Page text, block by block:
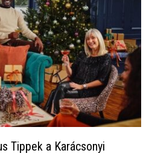
Tippek a Karácsonyi